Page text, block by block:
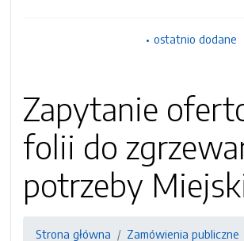
ostatnio dodane
Zapytanie
folii do
potrzeby
Strona główna Zamówienia publiczne